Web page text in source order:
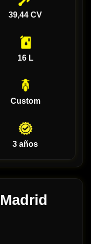
39,44 CV
16 L
Custom
3 años